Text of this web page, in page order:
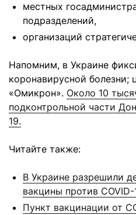
местных
подразделений,
организаций
Напомним, в Украине
коронавирусной болезни;
«Омикрон». Около 10
подконтрольной части
19.
Читайте также:
В Украине разрешили
вакцины против COVID-
Пункт вакцинации от